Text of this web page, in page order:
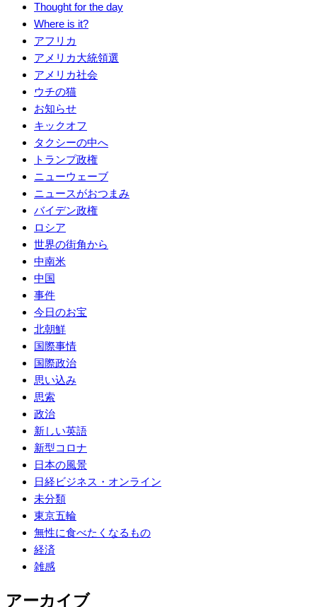
Thought for the day
Where is it?
アフリカ
アメリカ大統領選
アメリカ社会
ウチの猫
お知らせ
キックオフ
タクシーの中へ
トランプ政権
ニューウェーブ
ニュースがおつまみ
バイデン政権
ロシア
世界の街角から
中南米
中国
事件
今日のお宝
北朝鮮
国際事情
国際政治
思い込み
思索
政治
新しい英語
新型コロナ
日本の風景
日経ビジネス・オンライン
未分類
東京五輪
無性に食べたくなるもの
経済
雑感
アーカイブ